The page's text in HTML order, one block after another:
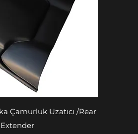
rapide
Çamurluk Uzatıcı /Rear